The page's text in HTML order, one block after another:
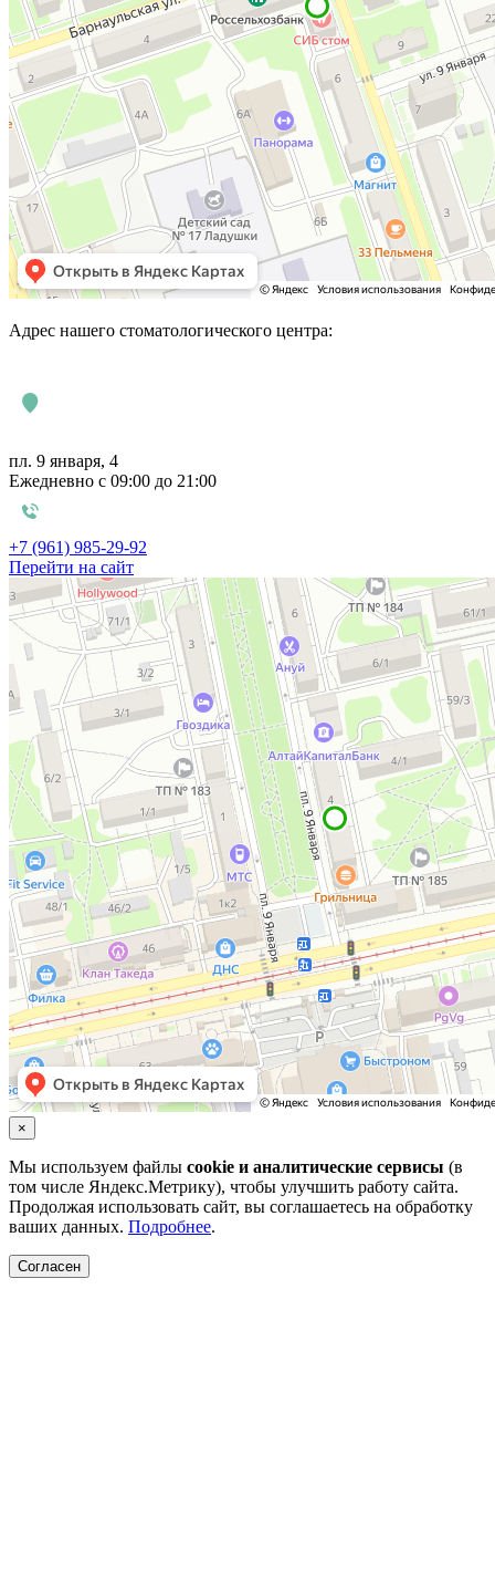
Адрес нашего стоматологического центра:
пл. 9 января, 4
Ежедневно с 09:00 до 21:00
+7 (961) 985-29-92
Перейти на сайт
×
Мы используем файлы cookie и аналитические сервисы (в
том числе Яндекс.Метрику), чтобы улучшить работу сайта.
Продолжая использовать сайт, вы соглашаетесь на обработку
ваших данных. Подробнее.
Согласен